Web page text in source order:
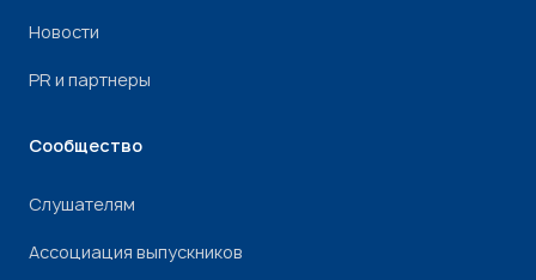
Новости
PR и партнеры
Сообщество
Слушателям
Ассоциация выпускников